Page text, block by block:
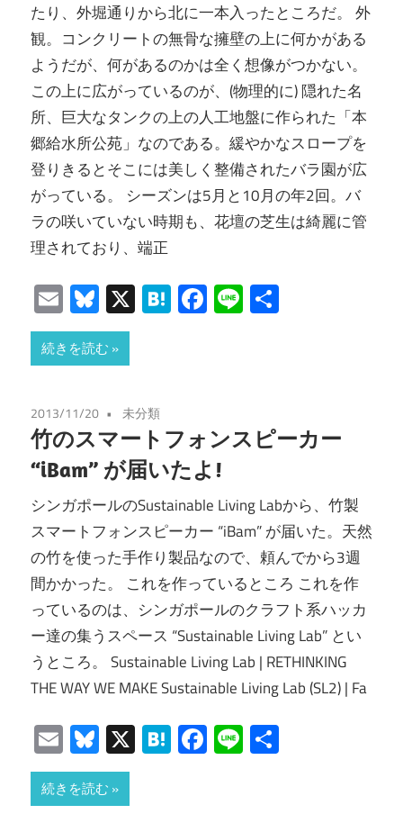
たり、外堀通りから北に一本入ったところだ。 外
観。コンクリートの無骨な擁壁の上に何かがある
ようだが、何があるのかは全く想像がつかない。
この上に広がっているのが、(物理的に) 隠れた名
所、巨大なタンクの上の人工地盤に作られた「本
郷給水所公苑」なのである。緩やかなスロープを
登りきるとそこには美しく整備されたバラ園が広
がっている。 シーズンは5月と10月の年2回。バ
ラの咲いていない時期も、花壇の芝生は綺麗に管
理されており、端正
EmailBluesky
X Hatena
Facebook
Line
続きを読む
2013/11/20 未分類
竹のスマートフォンスピーカー
“iBam” が届いたよ!
シンガポールのSustainable Living Labから、竹製
スマートフォンスピーカー “iBam” が届いた。天然
の竹を使った手作り製品なので、頼んでから3週
間かかった。 これを作っているところ これを作
っているのは、シンガポールのクラフト系ハッカ
ー達の集うスペース “Sustainable Living Lab” とい
うところ。 Sustainable Living Lab | RETHINKING
THE WAY WE MAKE Sustainable Living Lab (SL2) | Fa
EmailBluesky
X Hatena
Facebook
Line
続きを読む